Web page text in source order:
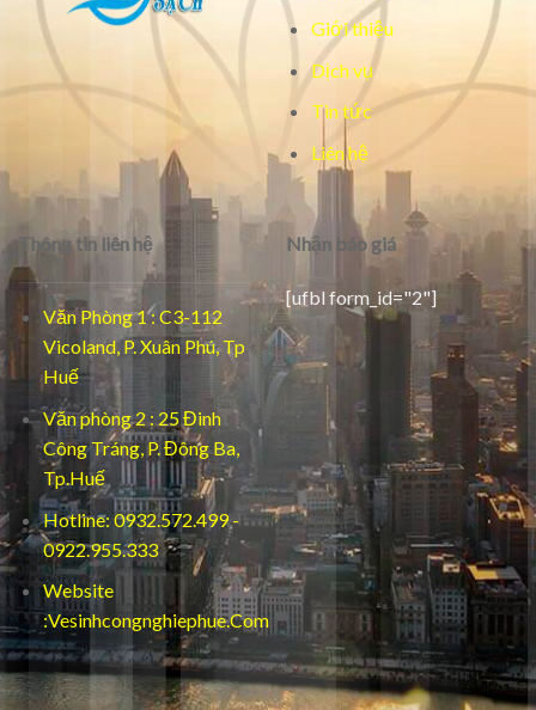
Giới thiệu
Dịch vụ
Tin tức
Liên hệ
Thông tin liên hệ
Văn Phòng 1 : C3-112
Vicoland, P. Xuân Phú, Tp
Huế
Văn phòng 2 : 25 Đinh
Công Tráng, P. Đông Ba,
Tp.Huế
Hotline: 0932.572.499 -
0922.955.333
Website
:Vesinhcongnghiephue.Com
Nhận báo giá
[ufbl form_id="2"]